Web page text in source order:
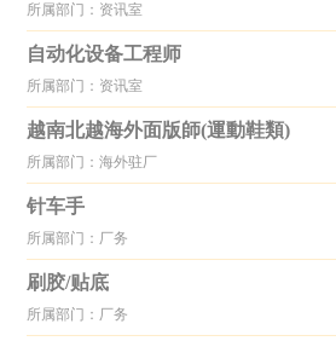
所属部门：资讯室
自动化设备工程师
所属部门：资讯室
越南北越海外面版師(運動鞋類)
所属部门：海外驻厂
针车手
所属部门：厂务
刷胶/贴底
所属部门：厂务